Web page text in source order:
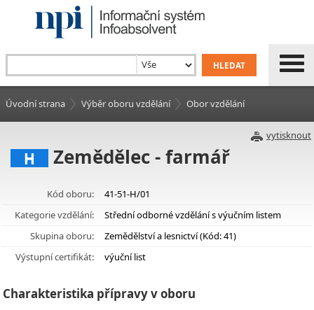
Úvodní strana Výběr oboru vzdělání Obor vzdělání
vytisknout
H Zemědělec - farmář
Kód oboru:
41-51-H/01
Kategorie vzdělání:
Střední odborné vzdělání s výučním listem
Skupina oboru:
Zemědělství a lesnictví (Kód: 41)
Výstupní certifikát:
výuční list
Charakteristika přípravy v oboru